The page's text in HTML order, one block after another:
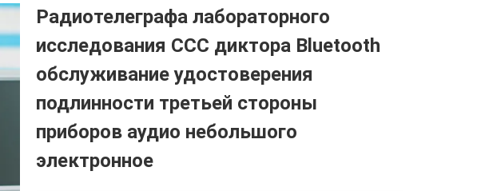
Радиотелеграфа лабораторного
исследования CCC диктора Bluetooth
обслуживание удостоверения
подлинности третьей стороны
приборов аудио небольшого
электронное